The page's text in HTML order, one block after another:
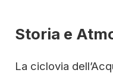
Storia e
La ciclovia